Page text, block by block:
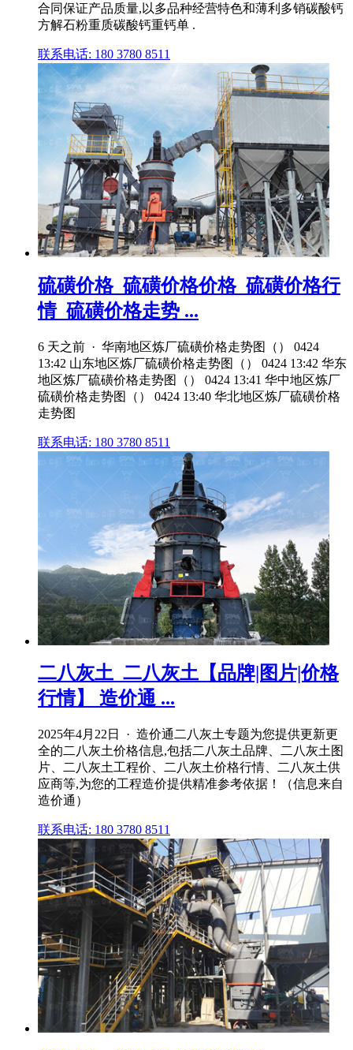
合同保证产品质量,以多品种经营特色和薄利多销碳酸钙
方解石粉重质碳酸钙重钙单 .
联系电话: 180 3780 8511
硫磺价格_硫磺价格价格_硫磺价格行
情_硫磺价格走势 ...
6 天之前 · 华南地区炼厂硫磺价格走势图（） 0424
13:42 山东地区炼厂硫磺价格走势图（） 0424 13:42 华东
地区炼厂硫磺价格走势图（） 0424 13:41 华中地区炼厂
硫磺价格走势图（） 0424 13:40 华北地区炼厂硫磺价格
走势图
联系电话: 180 3780 8511
二八灰土_二八灰土【品牌|图片|价格
行情】 造价通 ...
2025年4月22日 · 造价通二八灰土专题为您提供更新更
全的二八灰土价格信息,包括二八灰土品牌、二八灰土图
片、二八灰土工程价、二八灰土价格行情、二八灰土供
应商等,为您的工程造价提供精准参考依据！（信息来自
造价通）
联系电话: 180 3780 8511